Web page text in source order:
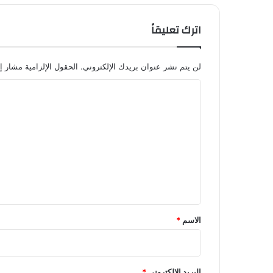
اترك تعليقاً
لن يتم نشر عنوان بريدك الإلكتروني. الحقول الإلزامية مشار
*
الاسم *